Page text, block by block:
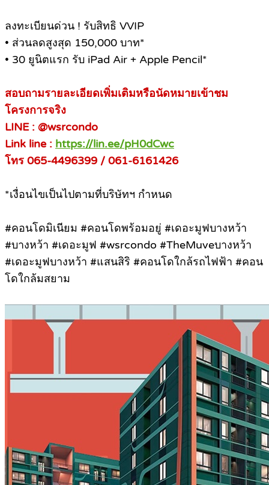
ลงทะเบียนด่วน ! รับสิทธิ VVIP
• ส่วนลดสูงสุด 150,000 บาท*
• 30 ยูนิตแรก รับ iPad Air + Apple Pencil*
สอบถามรายละเอียดเพิ่มเติมหรือนัดหมายเข้าชม
โครงการจริง
LINE : @wsrcondo
Link line : https://lin.ee/pH0dCwc
โทร 065-4496399 / 061-6161426
*เงื่อนไขเป็นไปตามที่บริษัทฯ กำหนด
#คอนโดมิเนียม #คอนโดพร้อมอยู่ #เดอะมูฟบางหว้า
#บางหว้า #เดอะมูฟ #wsrcondo #TheMuveบางหว้า
#เดอะมูฟบางหว้า #แสนสิริ #คอนโดใกล้รถไฟฟ้า #คอน
โดใกล้มสยาม